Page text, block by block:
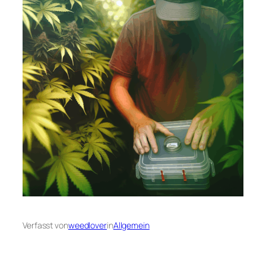
Verfasst vonweedloverinAllgemein